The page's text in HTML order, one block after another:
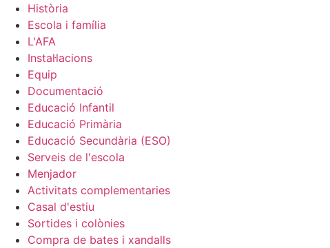
Història
Escola i família
L'AFA
Instal·lacions
Equip
Documentació
Educació Infantil
Educació Primària
Educació Secundària (ESO)
Serveis de l'escola
Menjador
Activitats complementaries
Casal d'estiu
Sortides i colònies
Compra de bates i xandalls